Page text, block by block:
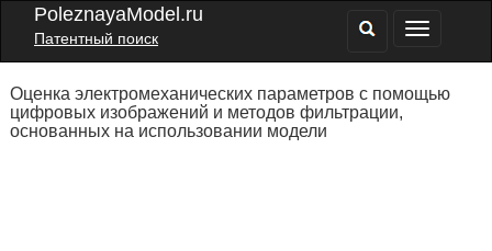
PoleznayaModel.ru
Патентный поиск
Оценка электромеханических параметров с помощью
цифровых изображений и методов фильтрации,
основанных на использовании модели